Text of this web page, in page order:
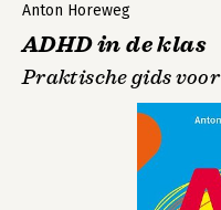
Anton Horeweg
ADHD in de klas
Praktische gids